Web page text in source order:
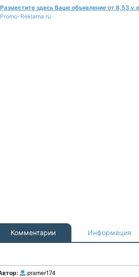
Разместите здесь Ваше объявление от 8,53
Promo-Reklama.ru
Комментарии Информация
pramer174